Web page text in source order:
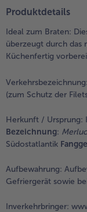
Produktdetails
Ideal zum Braten:
überzeugt durch das
Küchenfertig
Verkehrsbezeichnung:
(zum Schutz der
Herkunft / Ursprung:
Bezeichnung:
Südostatlantik
Aufbewahrung:
Gefriergerät sowie
Inverkehrbringer: